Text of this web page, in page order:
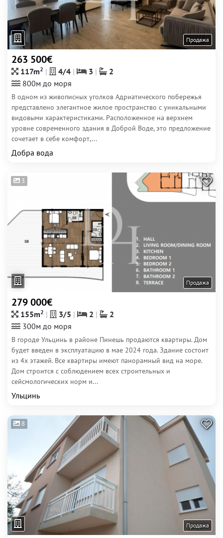
Продажа
263 500€
117m2 4/4 3
2
800м до моря
В одном из живописных уголков Адриатического побережья
представлено элегантное жилое пространство с уникальными
видовыми характеристиками. Расположенное на верхнем
уровне современного здания в Доброй Воде, это предложение
сочетает в себе комфорт,...
Добра вода
3
Продажа
279 000€
155m2 3/5 2
2
300м до моря
В городе Ульцинь в районе Пинешь продаются квартиры. Дом
будет введен в эксплуатацию в мае 2024 года. Здание состоит
из 4х этажей. Все квартиры имеют панорамный вид на море.
Дом строится с соблюдением всех строительных и
сейсмологических норм и...
Ульцинь
8
Продажа